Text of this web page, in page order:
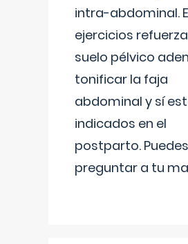
intra-abdominal.
ejercicios
suelo pélvico
tonificar la faja
abdominal y sí
indicados en el
postparto. Puedes
preguntar a tu